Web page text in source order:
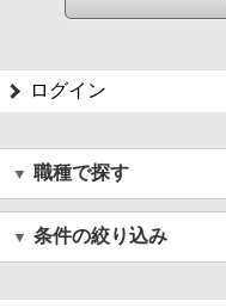
ログイン
職種で探す
条件の絞り込み